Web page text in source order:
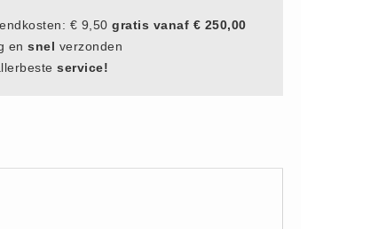
€ 9,50gratis vanaf € 250,00
ensnel verzonden
service!